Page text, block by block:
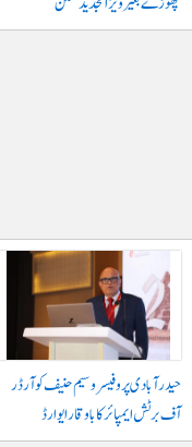
حیدر آبادی پر و فیسر وسیم حنیف کو آرڈر
آف برٹش ایمپائر کا باوقار ایوارڈ